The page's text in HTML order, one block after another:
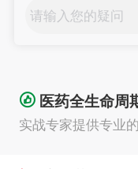
医药全生命周
实战专家提供专业